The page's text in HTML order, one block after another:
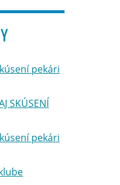
pekári
SKÚSENÍ
pekári